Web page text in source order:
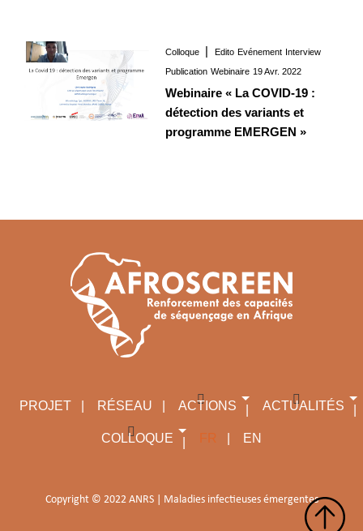
Colloque Edito Evénement Interview
Publication Webinaire 19 Avr. 2022
Webinaire « La COVID-19 :
détection des variants et
programme EMERGEN »
PROJET RÉSEAU ACTIONS ACTUALITÉS
COLLOQUE FR EN
Copyright © 2022 ANRS | Maladies infectieuses émergentes